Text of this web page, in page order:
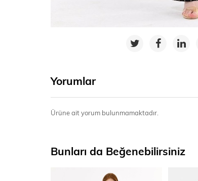
Yorumlar
Ürüne ait yorum bulunmamaktadır.
Bunları da Beğenebilirsiniz